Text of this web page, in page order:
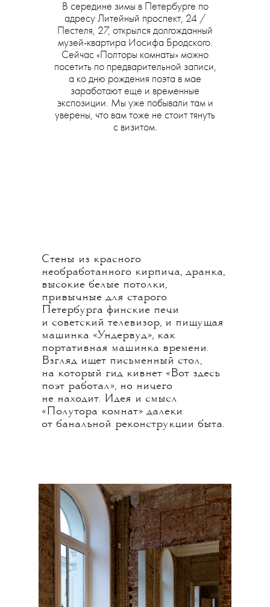
В середине зимы в Петербурге по
адресу Литейный проспект, 24 /
Пестеля, 27, открылся долгожданный
музей-квартира Иосифа Бродского.
Сейчас «Полторы комнаты» можно
посетить по предварительной записи,
а ко дню рождения поэта в мае
заработают еще и временные
экспозиции. Мы уже побывали там и
уверены, что вам тоже не стоит тянуть
с визитом.
Стены из красного
необработанного кирпича, дранка,
высокие белые потолки,
привычные для старого
Петербурга финские печи
и советский телевизор, и пищущая
машинка «Ундервуд», как
портативная машинка времени.
Взгляд ищет письменный стол,
на который гид кивнет «Вот здесь
поэт работал», но ничего
не находит. Идея и смысл
«Полутора комнат» далеки
от банальной реконструкции быта.